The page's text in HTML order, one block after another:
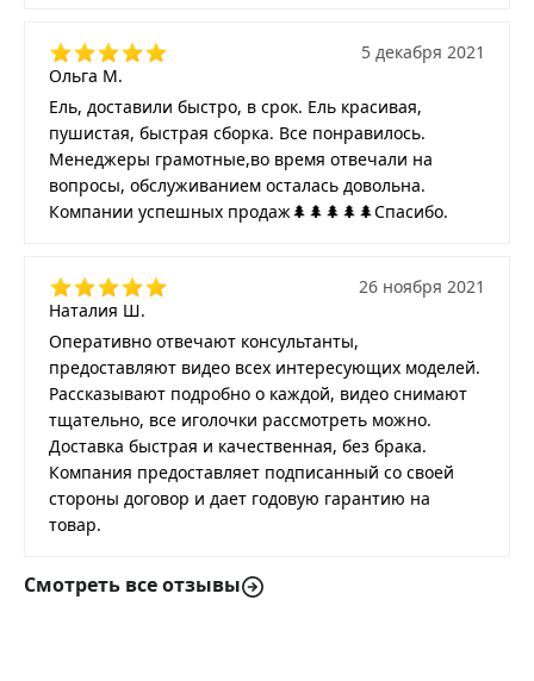
Ольга М.
5 декабря 2021
Ель, доставили быстро, в срок. Ель красивая,
пушистая, быстрая сборка. Все понравилось.
Менеджеры грамотные,во время отвечали на
вопросы, обслуживанием осталась довольна.
Компании успешных продаж🌲🌲🌲🌲🌲Спасибо.
Наталия Ш.
26 ноября 2021
Оперативно отвечают консультанты,
предоставляют видео всех интересующих моделей.
Рассказывают подробно о каждой, видео снимают
тщательно, все иголочки рассмотреть можно.
Доставка быстрая и качественная, без брака.
Компания предоставляет подписанный со своей
стороны договор и дает годовую гарантию на
товар.
Смотреть все отзывы